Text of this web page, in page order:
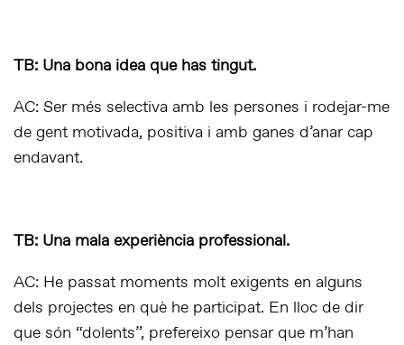
TB: Una bona idea que has tingut.
AC: Ser més selectiva amb les persones i rodejar-me
de gent motivada, positiva i amb ganes d’anar cap
endavant.
TB: Una mala experiència professional.
AC: He passat moments molt exigents en alguns
dels projectes en què he participat. En lloc de dir
que són “dolents”, prefereixo pensar que m’han